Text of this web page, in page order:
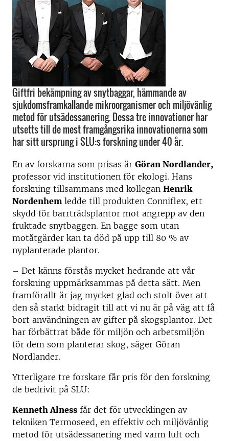
Giftfri bekämpning av snytbaggar, hämmande av
sjukdomsframkallande mikroorganismer och miljövänlig
metod för utsädessanering. Dessa tre innovationer har
utsetts till de mest framgångsrika innovationerna som
har sitt ursprung i SLU:s forskning under 40 år.
En av forskarna som prisas är Göran Nordlander,
professor vid institutionen för ekologi. Hans
forskning tillsammans med kollegan Henrik
Nordenhem ledde till produkten Conniflex, ett
skydd för barrträdsplantor mot angrepp av den
fruktade snytbaggen. En bagge som utan
motåtgärder kan ta död på upp till 80 % av
nyplanterade plantor.
– Det känns förstås mycket hedrande att vår
forskning uppmärksammas på detta sätt. Men
framförallt är jag mycket glad och stolt över att
den så starkt bidragit till att vi nu är på väg att få
bort användningen av gifter på skogsplantor. Det
har förbättrat både för miljön och arbetsmiljön
för dem som planterar skog, säger Göran
Nordlander.
Ytterligare tre forskare får pris för den forskning
de bedrivit på SLU:
Kenneth Alness får det för utvecklingen av
tekniken Termoseed, en effektiv och miljövänlig
metod för utsädessanering med varm luft och